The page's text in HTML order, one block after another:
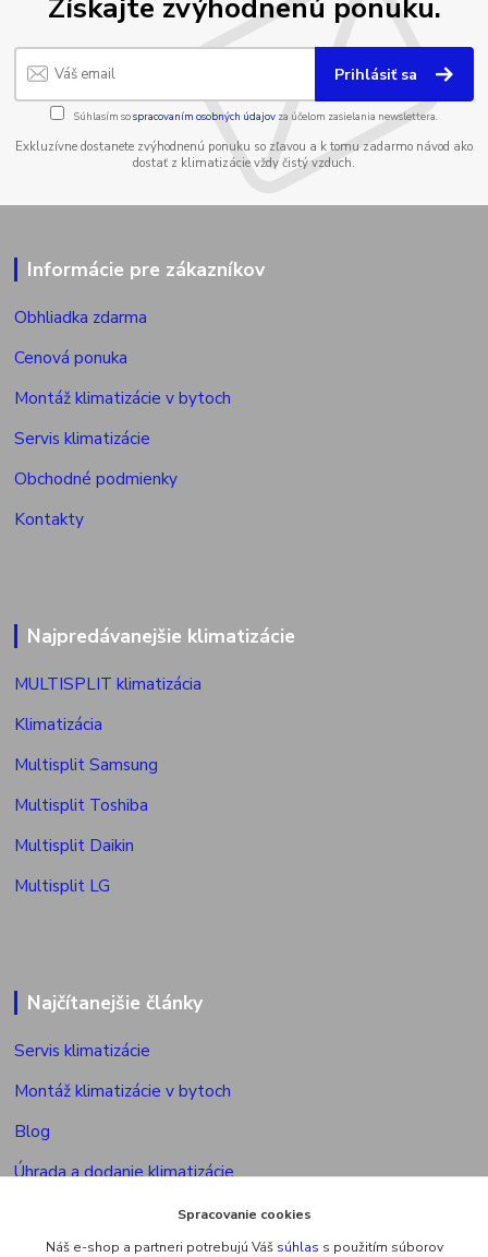
Získajte zvýhodnenú ponuku.
Prihlásiť sa
Súhlasím sospracovaním osobných údajov za účelom zasielania newslettera.
Exkluzívne dostanete zvýhodnenú ponuku so zľavou a k tomu zadarmo návod ako
dostať z klimatizácie vždy čistý vzduch.
Informácie pre zákazníkov
Obhliadka zdarma
Cenová ponuka
Montáž klimatizácie v bytoch
Servis klimatizácie
Obchodné podmienky
Kontakty
Najpredávanejšie klimatizácie
MULTISPLIT klimatizácia
Klimatizácia
Multisplit Samsung
Multisplit Toshiba
Multisplit Daikin
Multisplit LG
Najčítanejšie články
Servis klimatizácie
Montáž klimatizácie v bytoch
Blog
Úhrada a dodanie klimatizácie
Povolenie na montáž klimatizácie
Výkon vonkajšej jed. multisplitu
Spracovanie cookies
Náš e-shop a partneri potrebujú Váš súhlas s použitím súborov